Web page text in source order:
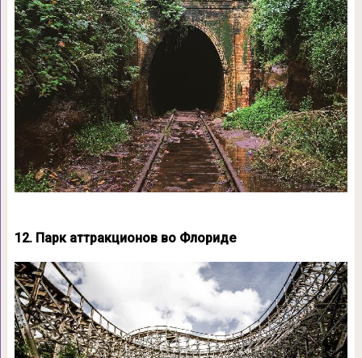
12. Парк аттракционов во Флориде